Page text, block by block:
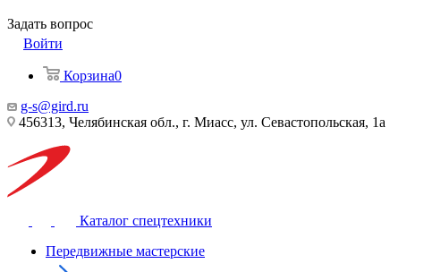
Задать вопрос
Войти
Корзина0
g-s@gird.ru
456313, Челябинская обл., г. Миасс, ул. Севастопольская, 1а
Каталог спецтехники
Передвижные мастерские